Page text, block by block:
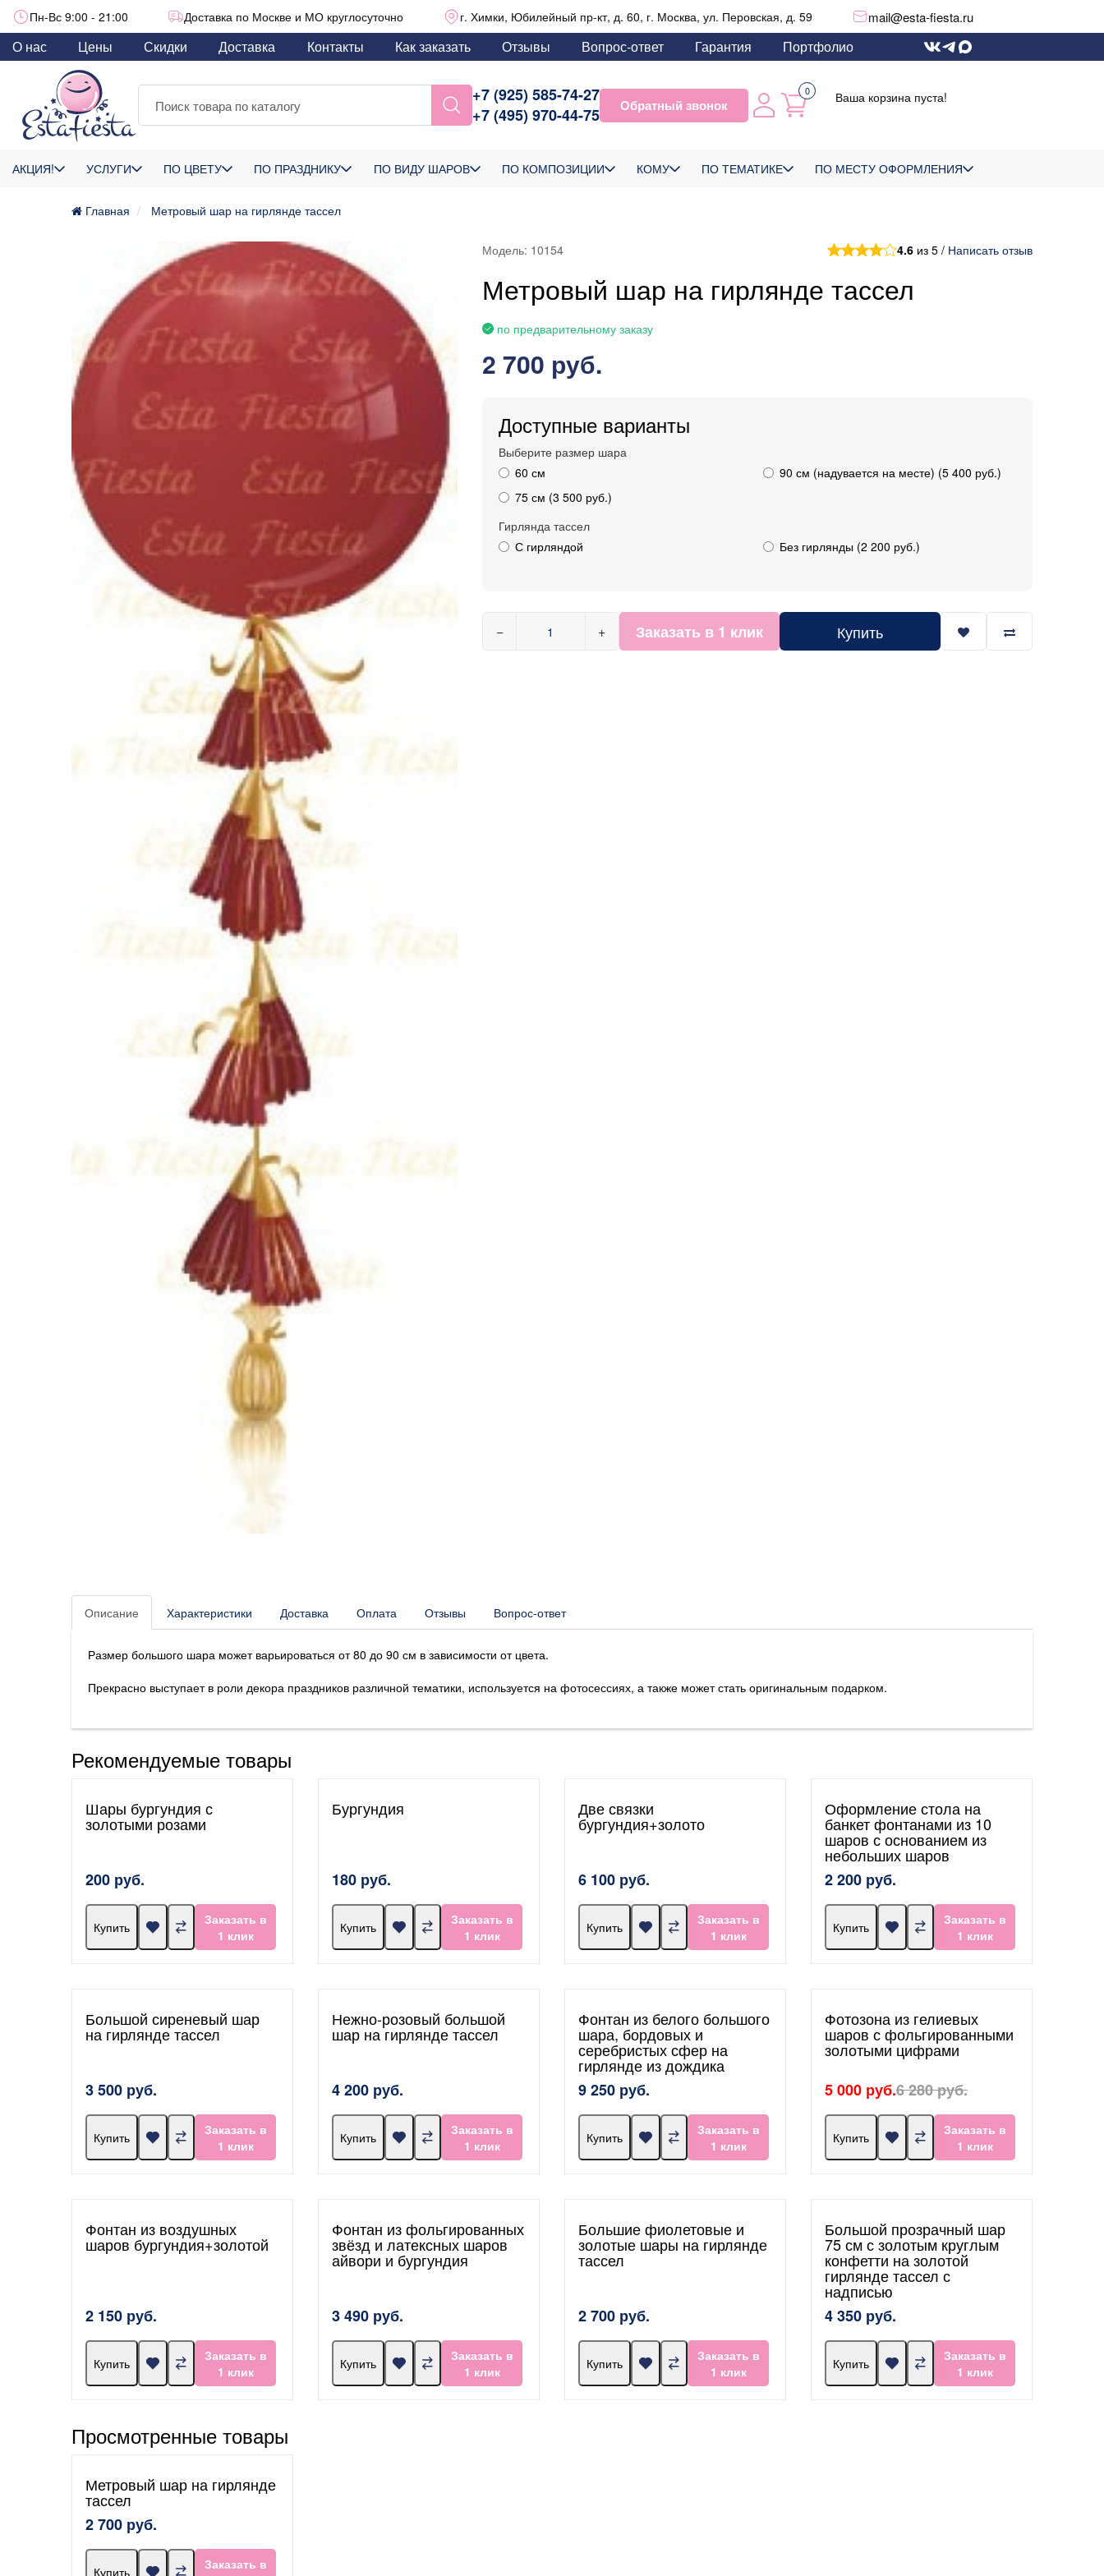
Пн-Вс 9:00 - 21:00 Доставка по Москве и МО круглосуточно г. Химки, Юбилейный пр-кт, д. 60, г. Москва, ул. Перовская, д. 59 mail@esta-fiesta.ru
О нас Цены Скидки Доставка Контакты Как заказать Отзывы Вопрос-ответ Гарантия Портфолио
+7 (925) 585-74-27
+7 (495) 970-44-75
Обратный звонок
0 Ваша корзина пуста!
АКЦИЯ! УСЛУГИ ПО ЦВЕТУ ПО ПРАЗДНИКУ ПО ВИДУ ШАРОВ ПО КОМПОЗИЦИИ КОМУ ПО ТЕМАТИКЕ ПО МЕСТУ ОФОРМЛЕНИЯ
Главная Метровый шар на гирлянде тассел
Модель: 10154 4.6 из 5 / Написать отзыв
Метровый шар на гирлянде тассел
по предварительному заказу
2 700 руб.
Доступные варианты
Выберите размер шара
60 см
75 см (3 500 руб.)
90 см (надувается на месте) (5 400 руб.)
Гирлянда тассел
С гирляндой
Без гирлянды (2 200 руб.)
− + Заказать в 1 клик Купить
Описание Характеристики Доставка Оплата Отзывы Вопрос-ответ
Размер большого шара может варьироваться от 80 до 90 см в зависимости от цвета.
Прекрасно выступает в роли декора праздников различной тематики, используется на фотосессиях, а также может стать оригинальным подарком.
Рекомендуемые товары
Шары бургундия с
золотыми розами
200 руб.
Купить
Заказать в
1 клик
Бургундия
180 руб.
Купить
Заказать в
1 клик
Две связки
бургундия+золото
6 100 руб.
Купить
Заказать в
1 клик
Оформление стола на
банкет фонтанами из 10
шаров с основанием из
небольших шаров
2 200 руб.
Купить
Заказать в
1 клик
Большой сиреневый шар
на гирлянде тассел
3 500 руб.
Купить
Заказать в
1 клик
Нежно-розовый большой
шар на гирлянде тассел
4 200 руб.
Купить
Заказать в
1 клик
Фонтан из белого большого
шара, бордовых и
серебристых сфер на
гирлянде из дождика
9 250 руб.
Купить
Заказать в
1 клик
Фотозона из гелиевых
шаров с фольгированными
золотыми цифрами
5 000 руб.6 280 руб.
Купить
Заказать в
1 клик
Фонтан из воздушных
шаров бургундия+золотой
2 150 руб.
Купить
Заказать в
1 клик
Фонтан из фольгированных
звёзд и латексных шаров
айвори и бургундия
3 490 руб.
Купить
Заказать в
1 клик
Большие фиолетовые и
золотые шары на гирлянде
тассел
2 700 руб.
Купить
Заказать в
1 клик
Большой прозрачный шар
75 см с золотым круглым
конфетти на золотой
гирлянде тассел с
надписью
4 350 руб.
Купить
Заказать в
1 клик
Просмотренные товары
Метровый шар на гирлянде
тассел
2 700 руб.
Купить
Заказать в